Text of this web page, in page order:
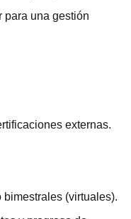
para una gestión
externas.
(virtuales).